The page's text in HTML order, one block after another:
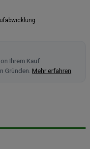
Ihrem Kauf
Gründen. Mehr erfahren